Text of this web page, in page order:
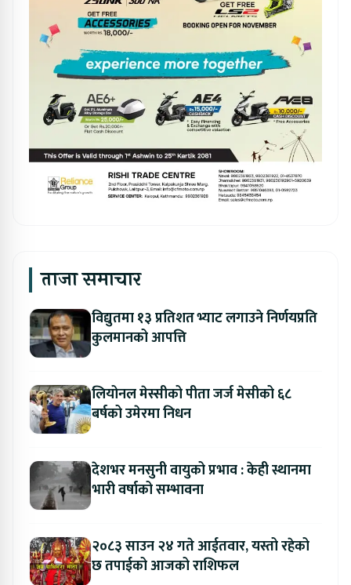
ताजा समाचार
विद्युतमा १३ प्रतिशत भ्याट लगाउने निर्णयप्रति
कुलमानको आपत्ति
लियोनल मेस्सीको पीता जर्ज मेसीको ६८
बर्षको उमेरमा निधन
देशभर मनसुनी वायुको प्रभाव : केही स्थानमा
भारी वर्षाको सम्भावना
२०८३ साउन २४ गते आईतवार, यस्तो रहेको
छ तपाईको आजको राशिफल